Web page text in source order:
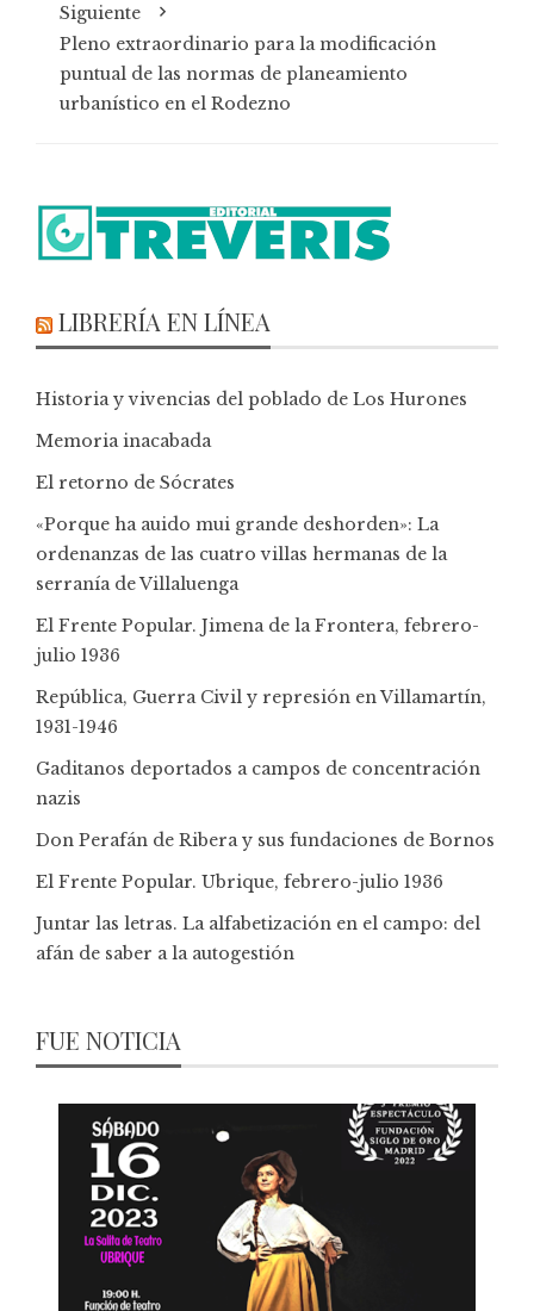
Siguiente
Pleno extraordinario para la modificación
puntual de las normas de planeamiento
urbanístico en el Rodezno
LIBRERÍA EN LÍNEA
Historia y vivencias del poblado de Los Hurones
Memoria inacabada
El retorno de Sócrates
«Porque ha auido mui grande deshorden»: La
ordenanzas de las cuatro villas hermanas de la
serranía de Villaluenga
El Frente Popular. Jimena de la Frontera, febrero-
julio 1936
República, Guerra Civil y represión en Villamartín,
1931-1946
Gaditanos deportados a campos de concentración
nazis
Don Perafán de Ribera y sus fundaciones de Bornos
El Frente Popular. Ubrique, febrero-julio 1936
Juntar las letras. La alfabetización en el campo: del
afán de saber a la autogestión
FUE NOTICIA